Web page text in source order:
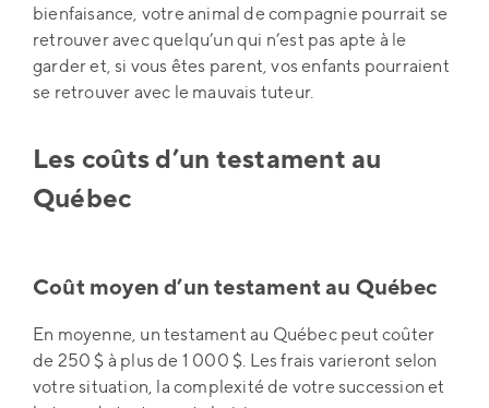
bienfaisance, votre animal de compagnie pourrait se
retrouver avec quelqu’un qui n’est pas apte à le
garder et, si vous êtes parent, vos enfants pourraient
se retrouver avec le mauvais tuteur.
Les coûts d’un testament au
Québec
Coût moyen d’un testament au Québec
En moyenne, un testament au Québec peut coûter
de 250 $ à plus de 1 000 $. Les frais varieront selon
votre situation, la complexité de votre succession et